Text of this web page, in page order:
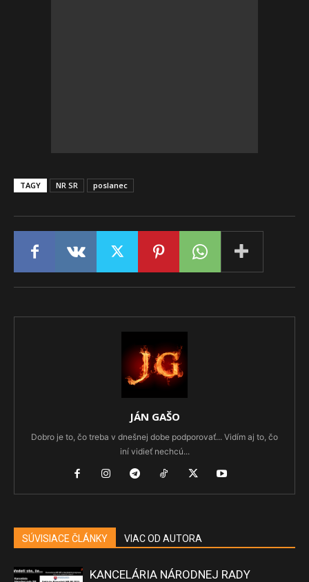
TAGY NR SR poslanec
JÁN GAŠO
Dobro je to, čo treba v dnešnej dobe podporovať... Vidím aj to, čo
iní vidieť nechcú...
SÚVISIACE ČLÁNKY VIAC OD AUTORA
KANCELÁRIA NÁRODNEJ RADY